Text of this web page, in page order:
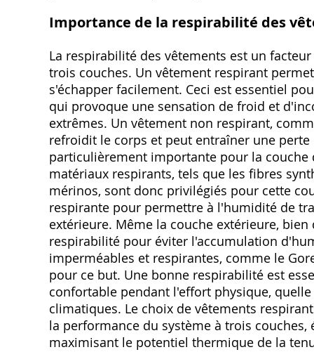
Importance de la respirabilité des
La respirabilité des vêtements est un
trois couches. Un vêtement respirant
s'échapper facilement. Ceci est essentiel
qui provoque une sensation de froid et
extrêmes. Un vêtement non respirant,
refroidit le corps et peut entraîner une
particulièrement importante pour la couche
matériaux respirants, tels que les fibres
mérinos, sont donc privilégiés pour cette
respirante pour permettre à l'humidité de
extérieure. Même la couche extérieure,
respirabilité pour éviter l'accumulation
imperméables et respirantes, comme le
pour ce but. Une bonne respirabilité est
confortable pendant l'effort physique,
climatiques. Le choix de vêtements
la performance du système à trois
maximisant le potentiel thermique de la